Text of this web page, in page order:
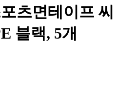
츠면테이프 씨
블랙, 5개